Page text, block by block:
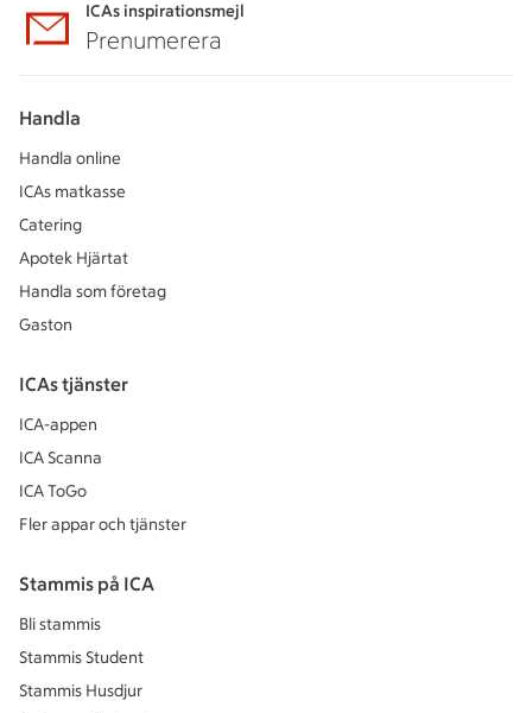
ICAs inspirationsmejl
Prenumerera
Handla
Handla online
ICAs matkasse
Catering
Apotek Hjärtat
Handla som företag
Gaston
ICAs tjänster
ICA-appen
ICA Scanna
ICA ToGo
Fler appar och tjänster
Stammis på ICA
Bli stammis
Stammis Student
Stammis Husdjur